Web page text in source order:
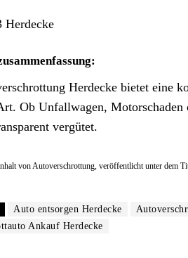
Herdecke
Herdecke bietet eine
Ob Unfallwagen,
vergütet.
von Autoverschrottung, veröffentlicht unter dem
Auto entsorgen Herdecke
Ankauf Herdecke